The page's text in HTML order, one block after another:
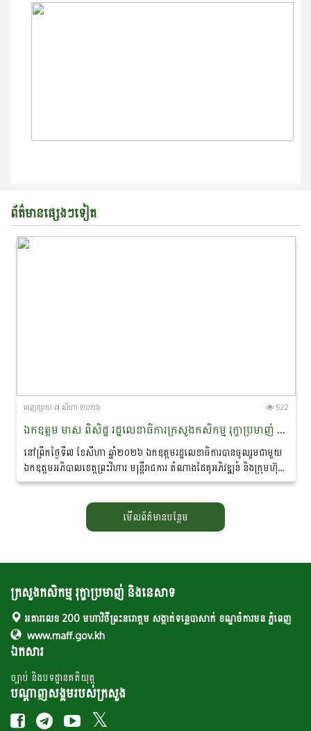
ព័ត៌មានផ្សេងៗទៀត
ចេញ​ផ្សាយ​ ៧ សីហា ២០២៦ 522
ឯកឧត្តម មាស ពិសិដ្ឋ រដ្ឋលេខាធិការក្រសួងកសិកម្ម រុក្ខាប្រមាញ់ និងនេសាទ បានចូលរួមជាអធិបតីភាពក្នុងពិធីចុះហត្ថលេខាលក់-ទិញផលិតផលកសិកម្មសរីរាង្គ នៅខេត្តព្រះវិហារ
នៅព្រឹកថ្ងៃទី៧ ខែសីហា ឆ្នាំ២០២៦ ឯកឧត្តមរដ្ឋលេខាធិការបានចូលរួមជាមួយ
ឯកឧត្តមអភិបាលខេត្តព្រះវិហារ មន្ត្រីរាជការ តំណាងដៃគូអភិវឌ្ឍន៍ និងក្រុមហ៊ុន
ឯកជន ព្រមទាំងប្រជាកសិករ...
មើលព័ត៌មានបន្ថែម
ក្រសួងកសិកម្ម រុក្ខាប្រមាញ់ និងនេសាទ
អគារលេខ 200 មហាវិថីព្រះនរោត្តម សង្កាត់ទន្លេបាសាក់ ខណ្ឌចំការមន ភ្នំពេញ
www.maff.gov.kh
ឯកសារ
ច្បាប់ និងបទដ្ឋានគតិយុត្ត
បណ្តាញសង្គមរបស់ក្រសួង